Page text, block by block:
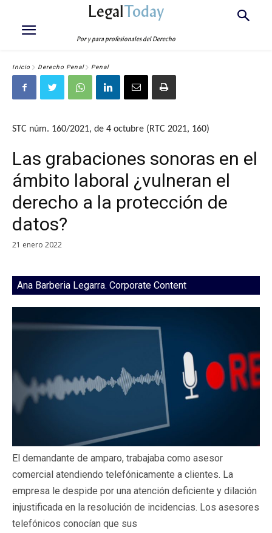
LegalToday
Por y para profesionales del Derecho
Inicio Derecho Penal Penal
STC núm. 160/2021, de 4 octubre (RTC 2021, 160)
Las grabaciones sonoras en el
ámbito laboral ¿vulneran el
derecho a la protección de
datos?
21 enero 2022
Ana Barberia Legarra. Corporate Content
El demandante de amparo, trabajaba como asesor
comercial atendiendo telefónicamente a clientes. La
empresa le despide por una atención deficiente y dilación
injustificada en la resolución de incidencias. Los asesores
telefónicos conocían que sus